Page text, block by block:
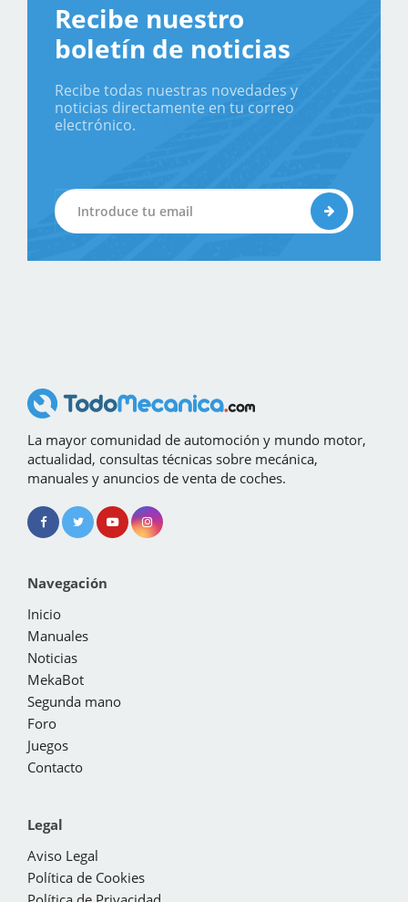
Recibe nuestro
boletín de noticias
Recibe todas nuestras novedades y
noticias directamente en tu correo
electrónico.
La mayor comunidad de automoción y mundo motor,
actualidad, consultas técnicas sobre mecánica,
manuales y anuncios de venta de coches.
Navegación
Inicio
Manuales
Noticias
MekaBot
Segunda mano
Foro
Juegos
Contacto
Legal
Aviso Legal
Política de Cookies